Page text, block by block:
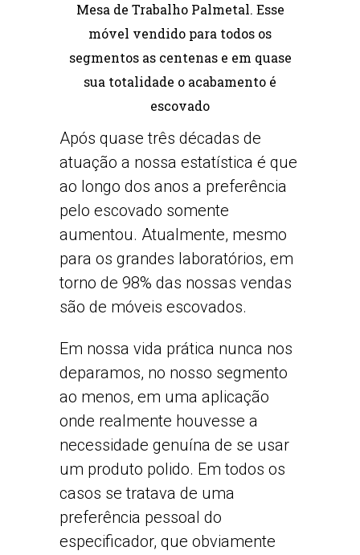
Mesa de Trabalho Palmetal. Esse
móvel vendido para todos os
segmentos as centenas e em quase
sua totalidade o acabamento é
escovado
Após quase três décadas de
atuação a nossa estatística é que
ao longo dos anos a preferência
pelo escovado somente
aumentou. Atualmente, mesmo
para os grandes laboratórios, em
torno de 98% das nossas vendas
são de móveis escovados.
Em nossa vida prática nunca nos
deparamos, no nosso segmento
ao menos, em uma aplicação
onde realmente houvesse a
necessidade genuína de se usar
um produto polido. Em todos os
casos se tratava de uma
preferência pessoal do
especificador, que obviamente